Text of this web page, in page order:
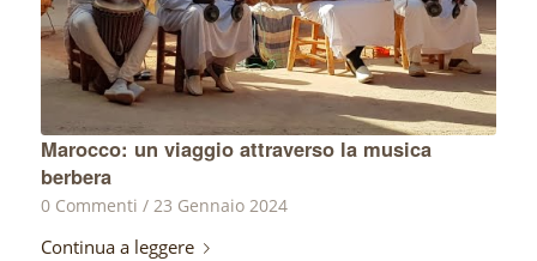
Marocco: un viaggio attraverso la musica
berbera
0 Commenti / 23 Gennaio 2024
Continua a leggere